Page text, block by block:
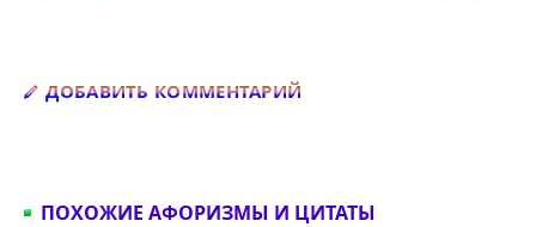
ДОБАВИТЬ КОММЕНТАРИЙ
ПОХОЖИЕ АФОРИЗМЫ И ЦИТАТЫ